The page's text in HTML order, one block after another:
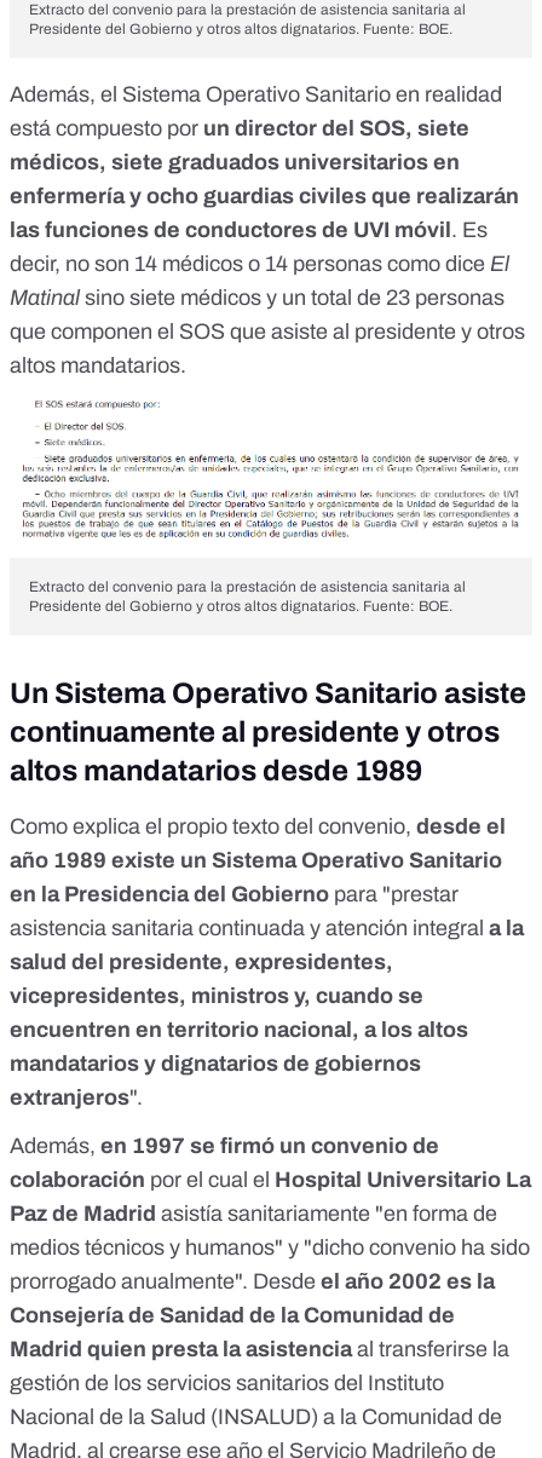
Extracto del convenio para la prestación de asistencia sanitaria al
Presidente del Gobierno y otros altos dignatarios. Fuente: BOE.
Además, el Sistema Operativo Sanitario en realidad
está compuesto por un director del SOS, siete
médicos, siete graduados universitarios en
enfermería y ocho guardias civiles que realizarán
las funciones de conductores de UVI móvil . Es
decir, no son 14 médicos o 14 personas como dice El
Matinalsino siete médicos y un total de 23 personas
que componen el SOS que asiste al presidente y otros
altos mandatarios.
Extracto del convenio para la prestación de asistencia sanitaria al
Presidente del Gobierno y otros altos dignatarios. Fuente: BOE.
Un Sistema Operativo Sanitario asiste
continuamente al presidente y otros
altos mandatarios desde 1989
Como explica el propio texto del convenio, desde el
año 1989 existe un Sistema Operativo Sanitario
en la Presidencia del Gobierno para "prestar
asistencia sanitaria continuada y atención integral a la
salud del presidente, expresidentes,
vicepresidentes, ministros y, cuando se
encuentren en territorio nacional, a los altos
mandatarios y dignatarios de gobiernos
extranjeros".
Además, en 1997 se firmó un convenio de
colaboración por el cual el Hospital Universitario La
Paz de Madrid asistía sanitariamente "en forma de
medios técnicos y humanos" y "dicho convenio ha sido
prorrogado anualmente". Desde el año 2002 es la
Consejería de Sanidad de la Comunidad de
Madrid quien presta la asistenciaal transferirse la
gestión de los servicios sanitarios del Instituto
Nacional de la Salud (INSALUD) a la Comunidad de
Madrid, al crearse ese año el Servicio Madrileño de